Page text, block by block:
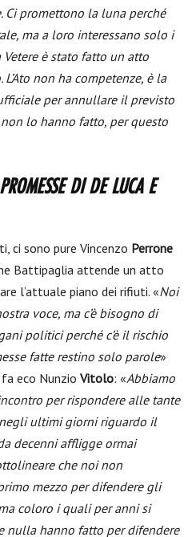
Ci promettono la luna perché
ma a loro interessano solo i
Vetere è stato fatto un atto
non ha competenze, è la
per annullare il previsto
lo hanno fatto, per questo
DI DE LUCA E
ci sono pure Vincenzo Perrone
Battipaglia attende un atto
l’attuale piano dei rifiuti. «Noi
voce, ma c’è bisogno di
politici perché c’è il rischio
fatte restino solo parole»
fa eco Nunzio Vitolo: «Abbiamo
per rispondere alle tante
ultimi giorni riguardo il
decenni affligge ormai
che noi non
mezzo per difendere gli
coloro i quali per anni si
nulla hanno fatto per difendere